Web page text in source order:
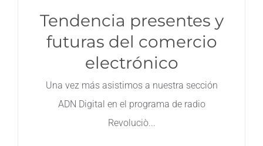
Tendencia presentes y
futuras del comercio
electrónico
Una vez más asistimos a nuestra sección
ADN Digital en el programa de radio
Revoluciò